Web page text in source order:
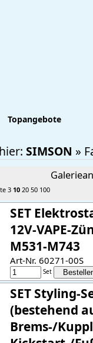
Topangebote
SIMSON »
3 10 20 50 100
SET
12V-VAPE-
M531-M743
Art-Nr. 60271-00S
Set
SET Styling-
(bestehend
Brems-/